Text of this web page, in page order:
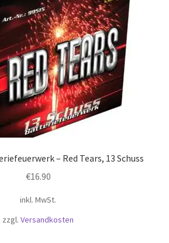
– Red Tears, 13 Schuss
€16.90
inkl. MwSt.
zzgl. Versandkosten